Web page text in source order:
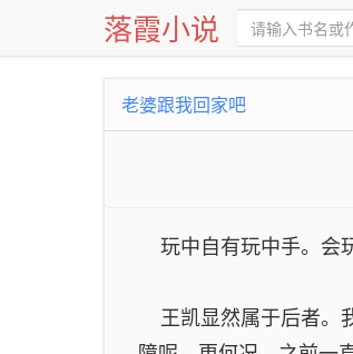
落霞小说
老婆跟我回家吧
玩中自有玩中手。会
王凯显然属于后者。